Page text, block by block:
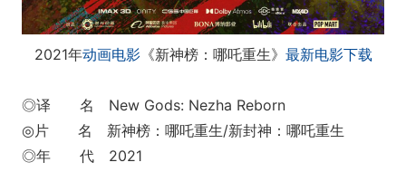
2021年动画电影《新神榜：哪吒重生》 最新电影下载
◎译 名 New Gods: Nezha Reborn
◎片 名 新神榜：哪吒重生/新封神：哪吒重生
◎年 代 2021